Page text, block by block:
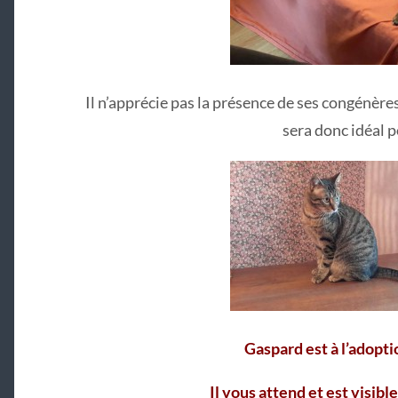
Il n’apprécie pas la présence de ses
sera donc idéal
Gaspard est à
Il vous attend et est